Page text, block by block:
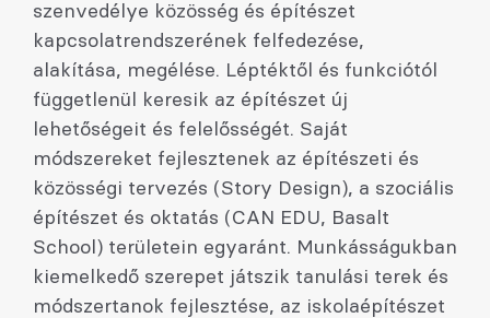
szenvedélye közösség és építészet
kapcsolatrendszerének felfedezése,
alakítása, megélése. Léptéktől és funkciótól
függetlenül keresik az építészet új
lehetőségeit és felelősségét. Saját
módszereket fejlesztenek az építészeti és
közösségi tervezés (Story Design), a szociális
építészet és oktatás (CAN EDU, Basalt
School) területein egyaránt. Munkásságukban
kiemelkedő szerepet játszik tanulási terek és
módszertanok fejlesztése, az iskolaépítészet